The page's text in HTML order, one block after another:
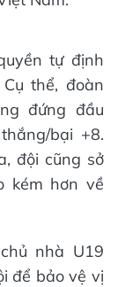
tự định
thể, đoàn
đứng đầu
bại +8.
đội cũng sở
kém hơn về
nhà U19
để bảo vệ vị